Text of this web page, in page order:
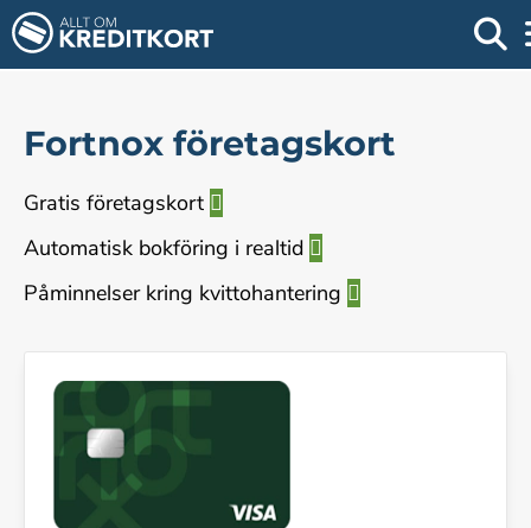
Fortnox företagskort
Gratis företagskort
Automatisk bokföring i realtid
Påminnelser kring kvittohantering